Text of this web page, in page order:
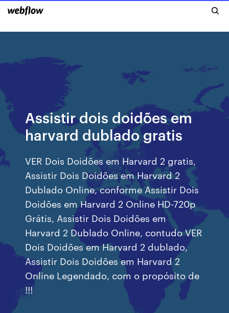
Assistir dois doidões em
harvard dublado gratis
VER Dois Doidões em Harvard 2 gratis,
Assistir Dois Doidões em Harvard 2
Dublado Online, conforme Assistir Dois
Doidões em Harvard 2 Online HD-720p
Grátis, Assistir Dois Doidões em
Harvard 2 Dublado Online, contudo VER
Dois Doidões em Harvard 2 dublado,
Assistir Dois Doidões em Harvard 2
Online Legendado, com o propósito de
!!!